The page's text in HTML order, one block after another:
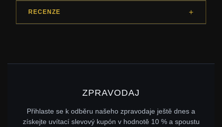
RECENZE
ZPRAVODAJ
Přihlaste se k odběru našeho zpravodaje ještě dnes a
získejte uvítací slevový kupón v hodnotě 10 % a spoustu